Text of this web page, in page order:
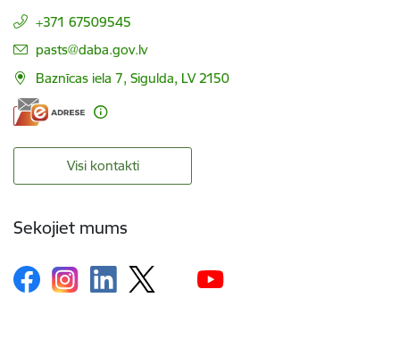
+371 67509545
E-pasts:
pasts@daba.gov.lv
Baznīcas iela 7, Sigulda, LV 2150
Visi kontakti
Sekojiet mums